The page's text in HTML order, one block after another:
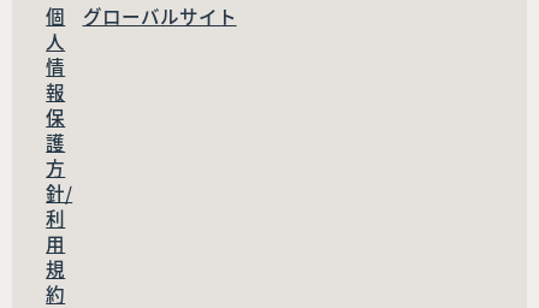
個
人
情
報
保
護
方
針/
利
用
規
約
グローバルサイト